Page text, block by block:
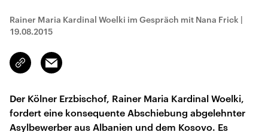
Rainer Maria Kardinal Woelki im Gespräch mit Nana Frick |
19.08.2015
Link
kopieren/teilen
Email
Der Kölner Erzbischof, Rainer Maria Kardinal Woelki,
fordert eine konsequente Abschiebung abgelehnter
Asylbewerber aus Albanien und dem Kosovo. Es